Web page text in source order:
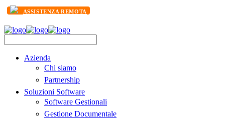
ASSISTENZA REMOTA
Azienda
Chi siamo
Partnership
Soluzioni Software
Software Gestionali
Gestione Documentale